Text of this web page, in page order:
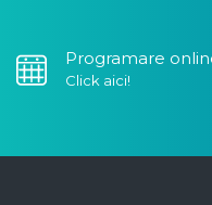
Programare
Click aici!